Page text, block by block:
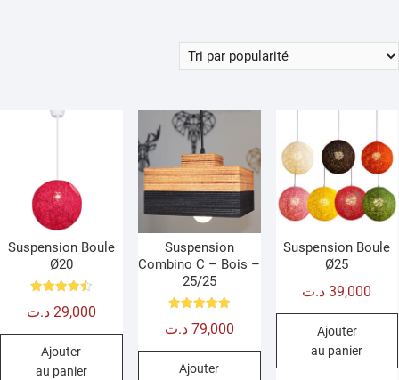
Suspension Boule
Ø20
4.50
29,000 د.ت
Ajouter
au panier
Suspension
Combino C – Bois –
25/25
5.00
79,000 د.ت
Ajouter
Suspension Boule
Ø25
39,000 د.ت
Ajouter
au panier